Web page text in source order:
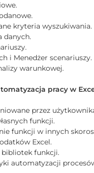
kryteria wyszukiwania.
danych.
i Menedżer scenariuszy.
warunkowej.
pracy w
przez
funkcji.
funkcji w innych
Excel.
bibliotek funkcji.
automatyzacji